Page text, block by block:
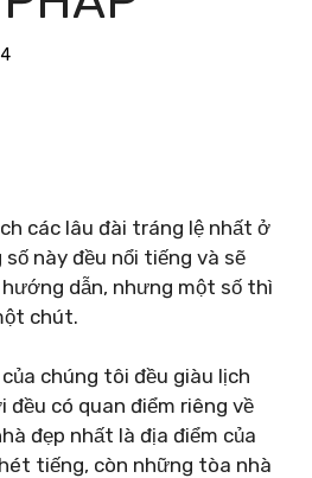
các lâu đài tráng lệ nhất ở
này đều nổi tiếng và sẽ
dẫn, nhưng một số thì
chút.
chúng tôi đều giàu lịch
đều có quan điểm riêng về
đẹp nhất là địa điểm của
tiếng, còn những tòa nhà